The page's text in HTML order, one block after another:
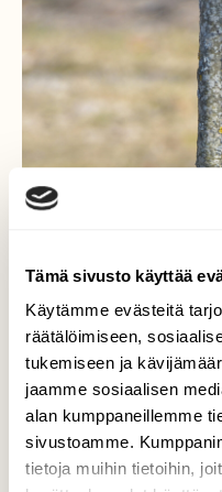
Tämä sivusto käyttää
Käytämme evästeitä
räätälöimiseen,
tukemiseen ja
jaamme sosiaalisen
alan kumppaneillemme
sivustoamme.
tietoja muihin tietoihin,